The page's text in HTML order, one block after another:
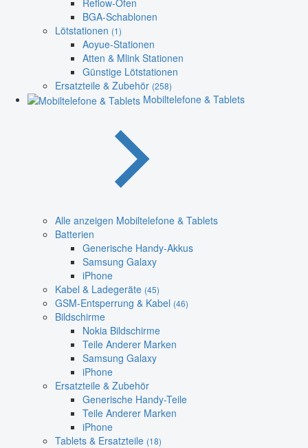
BGA-Schablonen
Lötstationen (1)
Aoyue-Stationen
Atten & Mlink Stationen
Günstige Lötstationen
Ersatzteile & Zubehör (258)
Mobiltelefone & Tablets
Alle anzeigen Mobiltelefone & Tablets
Batterien
Generische Handy-Akkus
Samsung Galaxy
iPhone
Kabel & Ladegeräte (45)
GSM-Entsperrung & Kabel (46)
Bildschirme
Nokia Bildschirme
Teile Anderer Marken
Samsung Galaxy
iPhone
Ersatzteile & Zubehör
Generische Handy-Teile
Teile Anderer Marken
iPhone
Tablets & Ersatzteile (18)